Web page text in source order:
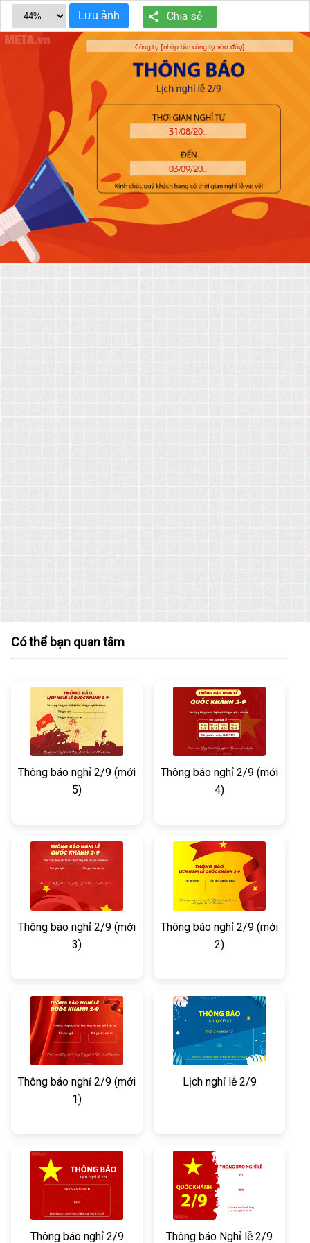
Có thể bạn quan tâm
Thông báo nghỉ 2/9 (mới
5)
Thông báo nghỉ 2/9 (mới
4)
Thông báo nghỉ 2/9 (mới
3)
Thông báo nghỉ 2/9 (mới
2)
Thông báo nghỉ 2/9 (mới
1)
Lịch nghỉ lễ 2/9
Thông báo nghỉ 2/9 Thông báo Nghỉ lễ 2/9